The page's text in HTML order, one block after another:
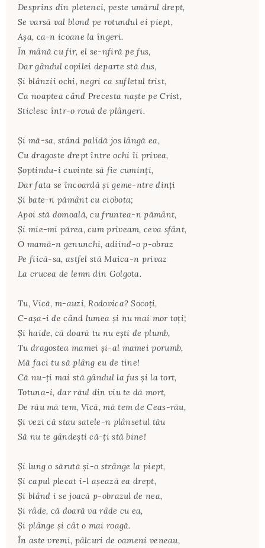
Desprins din pletenci, peste umărul drept,
Se varsă val blond pe rotundul ei piept,
Aşa, ca-n icoane la îngeri.
În mână cu fir, el se-nfiră pe fus,
Dar gândul copilei departe stă dus,
Şi blânzii ochi, negri ca sufletul trist,
Ca noaptea când Precesta naşte pe Crist,
Sticlesc într-o rouă de plângeri.
Şi mă-sa, stând palidă jos lângă ea,
Cu dragoste drept între ochi îi privea,
Şoptindu-i cuvinte să fie cuminţi,
Dar fata se încoardă şi geme-ntre dinţi
Şi bate-n pământ cu ciobota;
Apoi stă domoală, cu fruntea-n pământ,
Şi mie-mi părea, cum priveam, ceva sfânt,
O mamă-n genunchi, adiind-o p-obraz
Pe fiică-sa, astfel stă Maica-n privaz
La crucea de lemn din Golgota.
Tu, Vică, m-auzi, Rodovica? Socoţi,
C-aşa-i de când lumea şi nu mai mor toţi;
Şi haide, că doară tu nu eşti de plumb,
Tu dragostea mamei şi-al mamei porumb,
Mă faci tu să plâng eu de tine!
Că nu-ţi mai stă gândul la fus şi la tort,
Totuna-i, dar răul din viu te dă mort,
De rău mă tem, Vică, mă tem de Ceas-rău,
Şi vezi că stau satele-n plânsetul tău
Să nu te gândeşti că-ţi stă bine!
Şi lung o sărută şi-o strânge la piept,
Şi capul plecat i-l aşează ea drept,
Şi blând i se joacă p-obrazul de nea,
Şi râde, că doară va râde cu ea,
Şi plânge şi cât o mai roagă.
În aste vremi, pâlcuri de oameni veneau,